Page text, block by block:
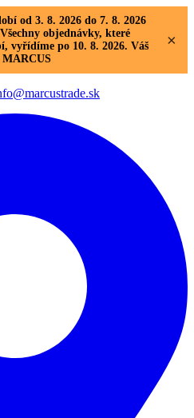
od 3. 8. 2026 do 7. 8. 2026
objednávky, které
vyřídíme po 10. 8. 2026. Váš
×